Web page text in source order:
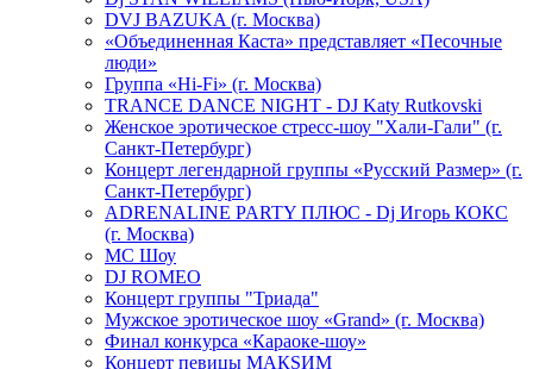
DVJ BAZUKA (г. Москва)
«Объединенная Каста» представляет «Песочные
люди»
Группа «Hi-Fi» (г. Москва)
TRANCE DANCE NIGHT - DJ Katy Rutkovski
Женское эротическое стресс-шоу "Хали-Гали" (г.
Санкт-Петербург)
Концерт легендарной группы «Русский Размер» (г.
Санкт-Петербург)
ADRENALINE PARTY ПЛЮС - Dj Игорь КОКС
(г. Москва)
MC Шоу
DJ ROMEO
Концерт группы "Триада"
Мужское эротическое шоу «Grand» (г. Москва)
Финал конкурса «Караоке-шоу»
Концерт певицы МАКSИМ